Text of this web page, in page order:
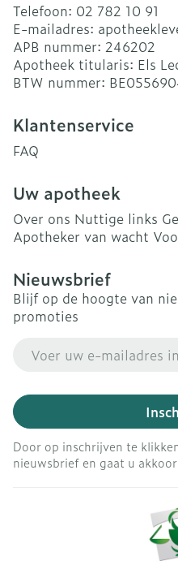
Telefoon: 02 782 10 91
E-mailadres:
APB nummer: 246202
Apotheek titularis: Els
BTW nummer:
Klantenservice
FAQ
Uw apotheek
Over ons Nuttige links
Apotheker van wacht
Nieuwsbrief
Blijf op de hoogte van
promoties
Door op inschrijven te
nieuwsbrief en gaat u